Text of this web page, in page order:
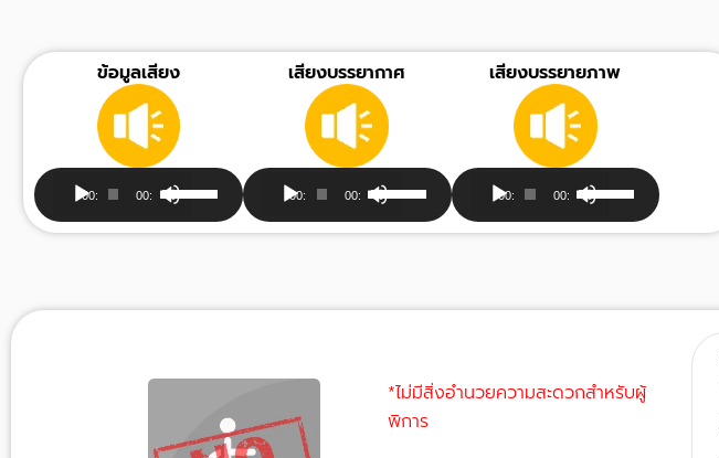
ข้อมูลเสียง
Audio
Player
00:00 00:00
Use
Up/Down
volume.
เสียงบรรยากาศ
Audio
Player
00:00 00:00
Use
Up/Down
decrease
volume.
เสียงบรรยายภาพ
Audio
Player
00:00 00:00
Use
Up/Down
decrease
*ไม่มีสิ่งอำนวยความสะดวกสำหรับผู้
พิการ